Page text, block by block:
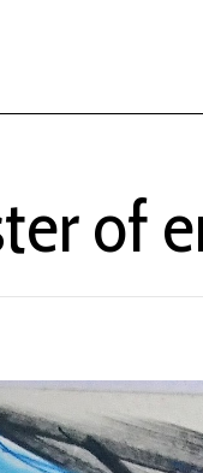
of